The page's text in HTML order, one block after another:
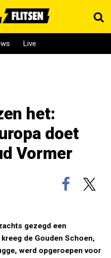
Live
het:
doet
Vormer
gezegd een
de Gouden Schoen,
werd opgeroepen voor